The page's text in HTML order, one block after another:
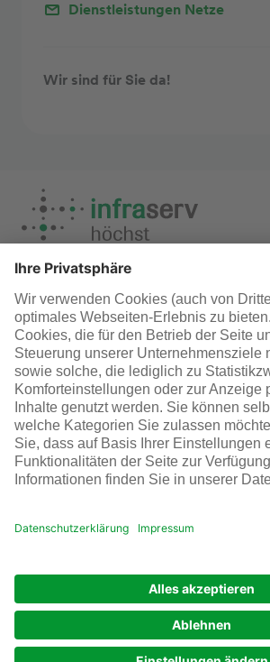
Dienstleistungen Netze
Wir sind für Sie da!
Energien
Infraserv Höchst
Karriere bei uns
© Infraserv Höchst